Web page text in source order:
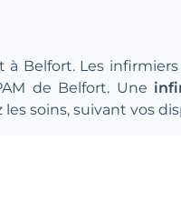
Belfort. Les
de Belfort. Une
soins, suivant vos